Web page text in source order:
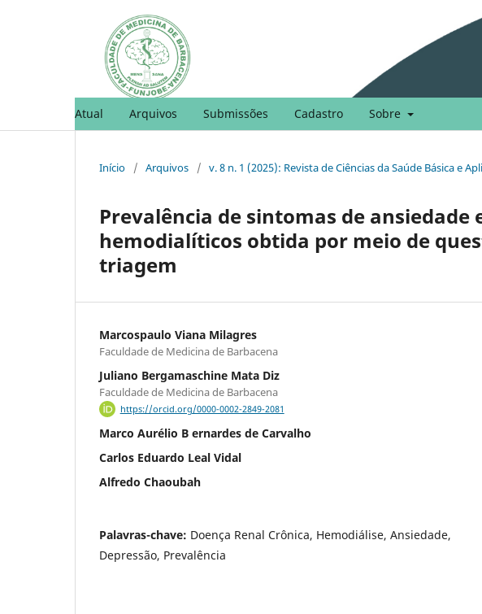
Atual Arquivos Submissões Cadastro Sobre
Início / Arquivos / v. 8 n. 1 (2025): Revista de Ciências da Saúde Básica e
Prevalência de sintomas de ansiedade
hemodialíticos obtida por meio de
triagem
Marcospaulo Viana Milagres
Faculdade de Medicina de Barbacena
Juliano Bergamaschine Mata Diz
Faculdade de Medicina de Barbacena
https://orcid.org/0000-0002-2849-2081
Marco Aurélio B ernardes de Carvalho
Carlos Eduardo Leal Vidal
Alfredo Chaoubah
Palavras-chave: Doença Renal Crônica, Hemodiálise, Ansiedade,
Depressão, Prevalência